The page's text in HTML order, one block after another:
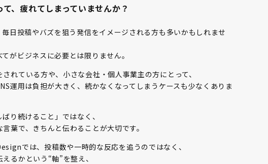
、疲れてしまっていませんか？
日投稿やバズを狙う発信をイメージされる方も多いかもしれませ
がビジネスに必要とは限りません。
れている方や、小さな会社・個人事業主の方にとって、
運用は負担が大きく、続かなくなってしまうケースも少なくありま
り続けること」ではなく、
葉で、きちんと伝わることが大切です。
では、投稿数や一時的な反応を追うのではなく、
るかという“軸”を整え、